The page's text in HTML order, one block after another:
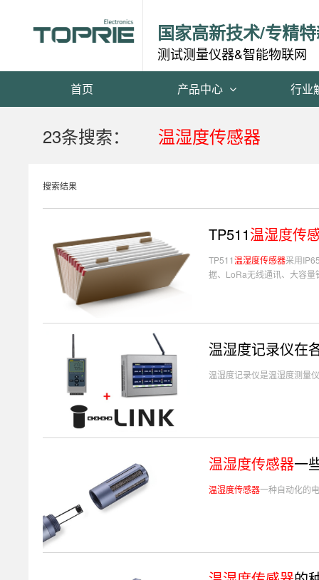
国家高新技术/专精
测试测量仪器&智能物联网
首页 产品中心 行业
23条搜索： 温湿度传感器
搜索结果
TP511温湿度传
TP511温湿度传感器采用
据、LoRa无线通讯、大容
温湿度记录仪在
温湿度记录仪是温湿度测量
温湿度传感器一
温湿度传感器一种自动化的